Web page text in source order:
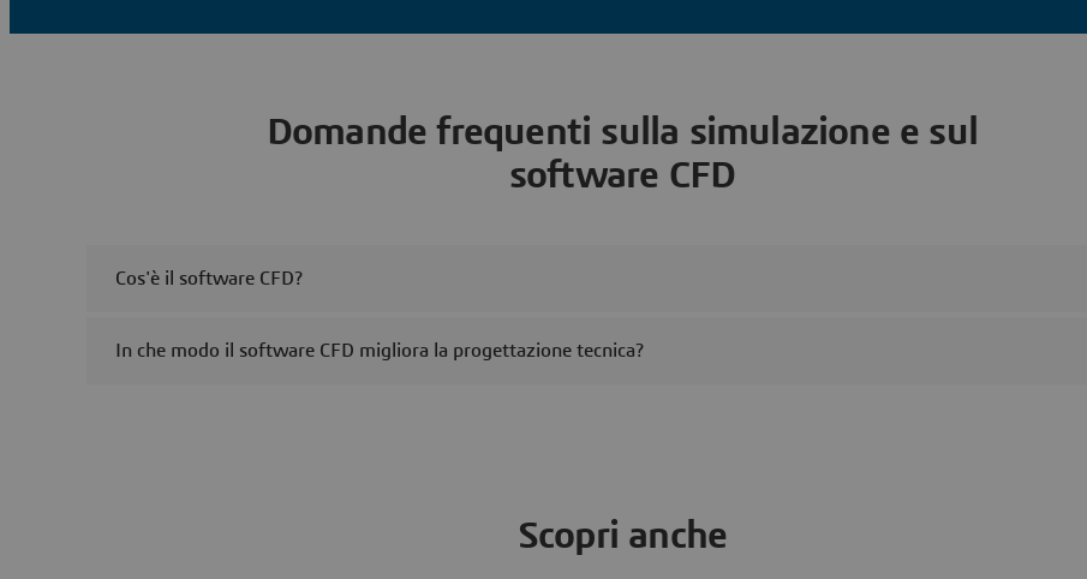
Domande frequenti sulla simulazione e sul
software CFD
Cos'è il software CFD?
In che modo il software CFD migliora la progettazione tecnica?
Scopri anche